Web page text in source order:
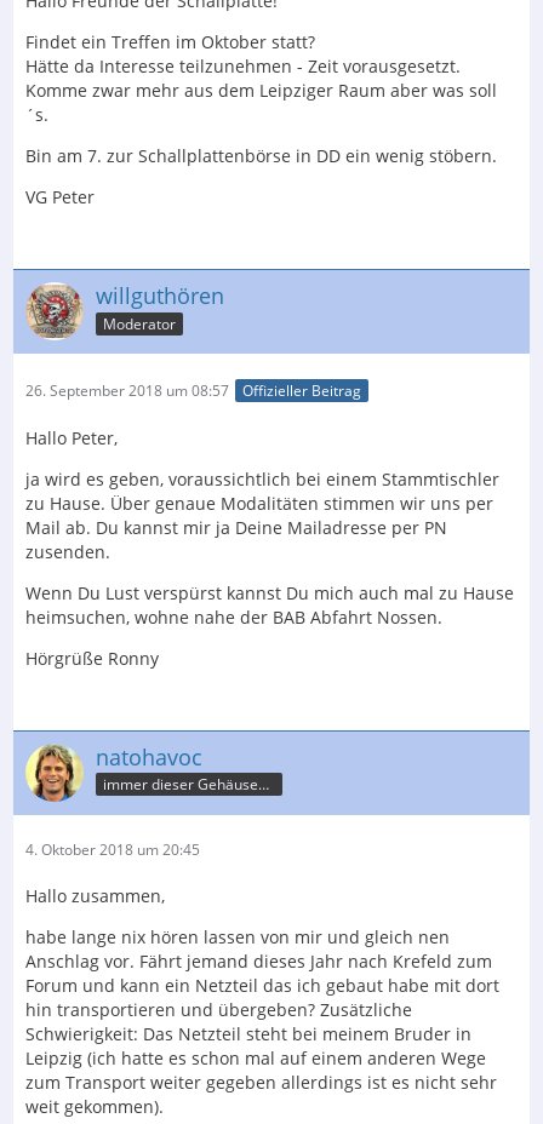
Findet ein Treffen im Oktober statt?
Hätte da Interesse teilzunehmen - Zeit vorausgesetzt.
Komme zwar mehr aus dem Leipziger Raum aber was soll
´s.
Bin am 7. zur Schallplattenbörse in DD ein wenig stöbern.
VG Peter
willguthören
Moderator
26. September 2018 um 08:57 Offizieller Beitrag
Hallo Peter,
ja wird es geben, voraussichtlich bei einem Stammtischler
zu Hause. Über genaue Modalitäten stimmen wir uns per
Mail ab. Du kannst mir ja Deine Mailadresse per PN
zusenden.
Wenn Du Lust verspürst kannst Du mich auch mal zu Hause
heimsuchen, wohne nahe der BAB Abfahrt Nossen.
Hörgrüße Ronny
natohavoc
immer dieser Gehäusebau
4. Oktober 2018 um 20:45
Hallo zusammen,
habe lange nix hören lassen von mir und gleich nen
Anschlag vor. Fährt jemand dieses Jahr nach Krefeld zum
Forum und kann ein Netzteil das ich gebaut habe mit dort
hin transportieren und übergeben? Zusätzliche
Schwierigkeit: Das Netzteil steht bei meinem Bruder in
Leipzig (ich hatte es schon mal auf einem anderen Wege
zum Transport weiter gegeben allerdings ist es nicht sehr
weit gekommen).